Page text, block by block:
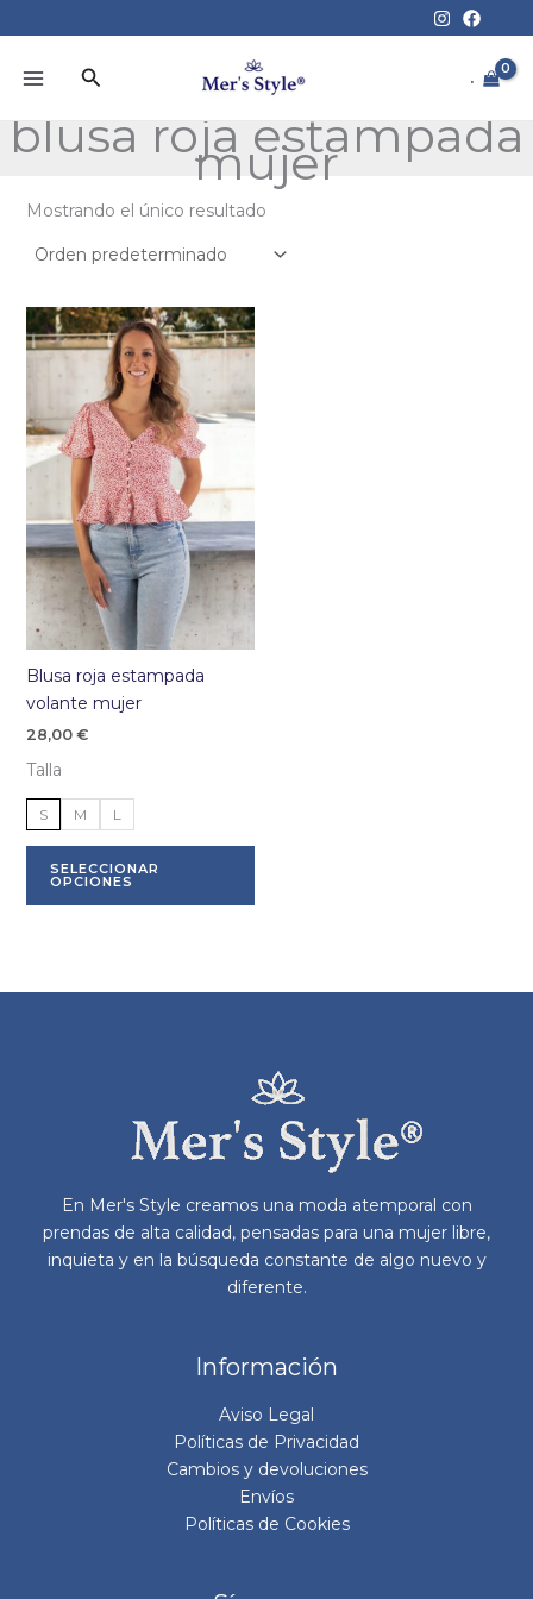
al
contenidoBuscar .
blusa roja estampada
mujer
Mostrando el único resultado
Blusa roja estampada
volante mujer
28,00 €
Talla
S M L
SELECCIONAR
OPCIONES
Este
tiene
Las
pueden
elegir
la
de
producto
En Mer's Style creamos una moda atemporal con
prendas de alta calidad, pensadas para una mujer libre,
inquieta y en la búsqueda constante de algo nuevo y
diferente.
Información
Aviso Legal
Políticas de Privacidad
Cambios y devoluciones
Envíos
Políticas de Cookies